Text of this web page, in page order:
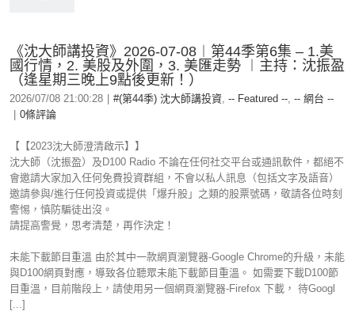
《沈大師講投資》2026-07-08︱第44季第6集 – 1.美
國行情，2. 美股及外圍，3. 美匯走勢 ︱主持：沈振盈
（逢星期三晚上9點後更新！）
2026/07/08 21:00:28 #(第44季) 沈大師講投資, -- Featured --, -- 網台 --
0條評論
【【2023沈大師澄清啟示】】
沈大師（沈振盈）及D100 Radio 不論在任何社交平台或通訊軟件，都絕不
會邀請大家加入任何免費投資群組，不會以私人訊息（包括文字及語音）
邀請參與/進行任何投資或提供「爆升股」之類的股票號碼，敬請各位時刻
警惕，慎防騙徒出沒。
請提高警覺，思考清楚，再作決定！
未能下載節目重溫 由於其中一款網頁瀏覽器-Google Chrome的升級，未能
與D100網頁對應，導致各位聽眾未能下載節目重溫。 如需要下載D100節
目重溫，目前階段上，請使用另一個網頁瀏覽器-Firefox 下載， 待Googl
[...]